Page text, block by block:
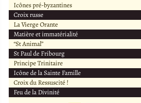
Icônes pré-byzantines
Croix russe
La Vierge Orante
Matière et immatérialité
“St Animal”
St Paul de Fribourg
Principe Trinitaire
Icône de la Sainte Famille
Croix du Ressuscité !
Feu de la Divinité